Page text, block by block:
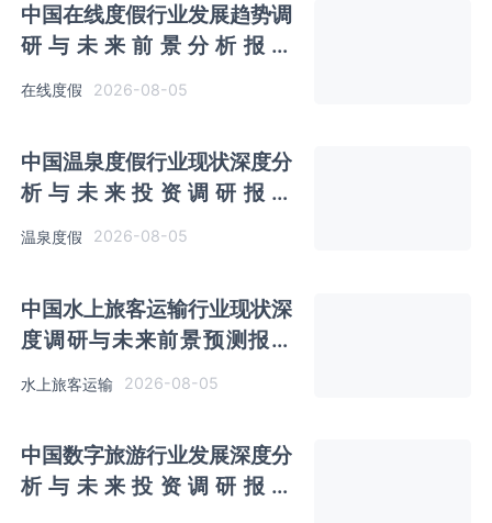
中国在线度假行业发展趋势调
研与未来前景分析报告
（2026-2033年）
在线度假 2026-08-05
中国温泉度假行业现状深度分
析与未来投资调研报告
（2026-2033年）
温泉度假 2026-08-05
中国水上旅客运输行业现状深
度调研与未来前景预测报告
水上旅客运输 2026-08-05
中国数字旅游行业发展深度分
析与未来投资调研报告